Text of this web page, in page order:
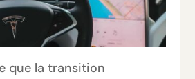
que la transition